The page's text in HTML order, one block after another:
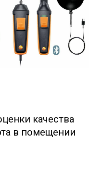
качества
в помещении